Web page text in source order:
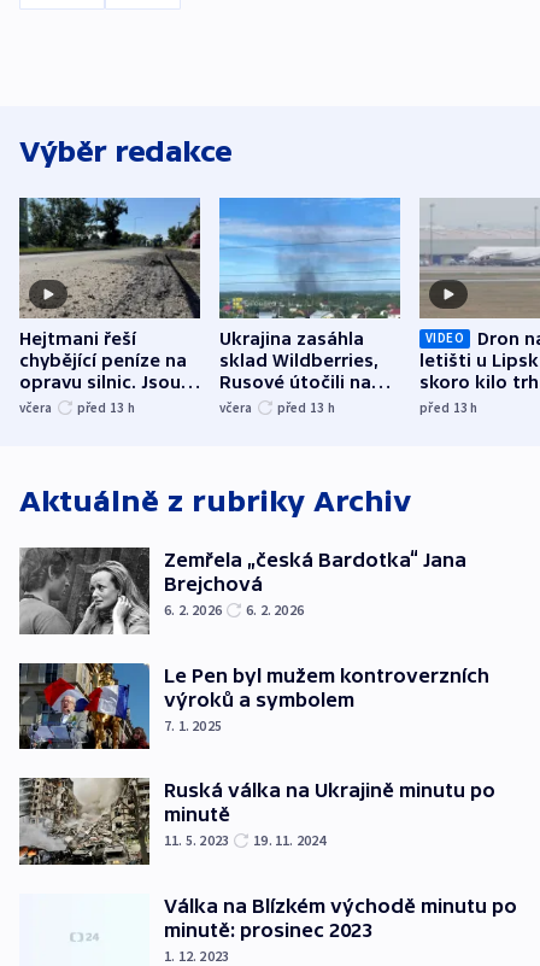
Výběr redakce
Hejtmani řeší
chybějící peníze na
opravu silnic. Jsou
nenárokové, namítá
včera před 13 h
Ukrajina zasáhla
sklad Wildberries,
Rusové útočili na
trh, hasiče či
včera před 13 h
VIDEO
Dron
letišti u
skoro kilo
indicie
před 13h
Aktuálně z rubriky Archiv
Zemřela „česká Bardotka“ Jana
Brejchová
6. 2. 2026 6. 2. 2026
Le Pen byl mužem kontroverzních
výroků a symbolem
7. 1. 2025
Ruská válka na Ukrajině minutu po
minutě
11. 5. 2023 19. 11. 2024
Válka na Blízkém východě minutu po
minutě: prosinec 2023
1. 12. 2023